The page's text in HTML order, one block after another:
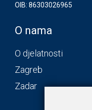
OIB: 86303026965
O nama
O djelatnosti
Zagreb
Zadar